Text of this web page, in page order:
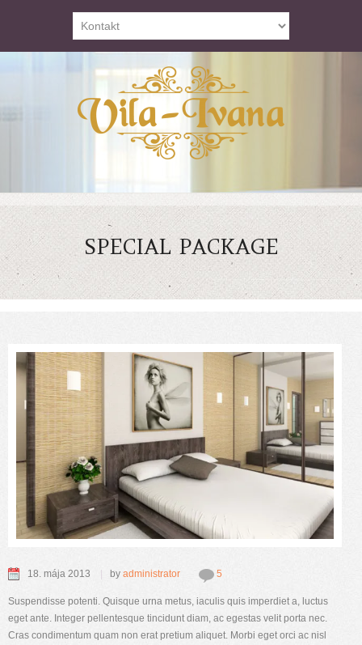
SPECIAL PACKAGE
18. mája 2013 by administrator 5
Suspendisse potenti. Quisque urna metus, iaculis quis imperdiet a, luctus
eget ante. Integer pellentesque tincidunt diam, ac egestas velit porta nec.
Cras condimentum quam non erat pretium aliquet. Morbi eget orci ac nisl